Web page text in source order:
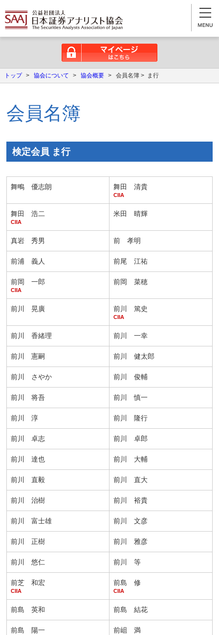
トップ > 協会について > 協会概要 > 会員名簿 > ま行
会員名簿
検定会員 ま行
舞鴫 優志朗 舞田 清貴
CIIA
舞田 浩二
CIIA
米田 晴輝
真岩 秀男 前 孝明
前浦 義人 前尾 江祐
前岡 一郎
CIIA
前岡 菜穂
前川 晃廣 前川 篤史
CIIA
前川 香緒理 前川 一幸
前川 憲嗣 前川 健太郎
前川 さやか 前川 俊輔
前川 将吾 前川 慎一
前川 淳 前川 隆行
前川 卓志 前川 卓郎
前川 達也 前川 大輔
前川 直毅 前川 直大
前川 治樹 前川 裕貴
前川 富士雄 前川 文彦
前川 正樹 前川 雅彦
前川 悠仁 前川 等
前芝 和宏
CIIA
前島 修
CIIA
前島 英和 前島 結花
前島 陽一 前岨 満